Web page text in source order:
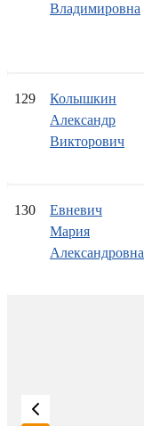
Владимировна
129
Колышкин
Александр
Викторович
130
Евневич
Мария
Александровна